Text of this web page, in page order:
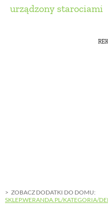
urządzony starociami
ZOBACZ DODATKI DO DOMU:
SKLEP.WERANDA.PL/KATEGORIA/